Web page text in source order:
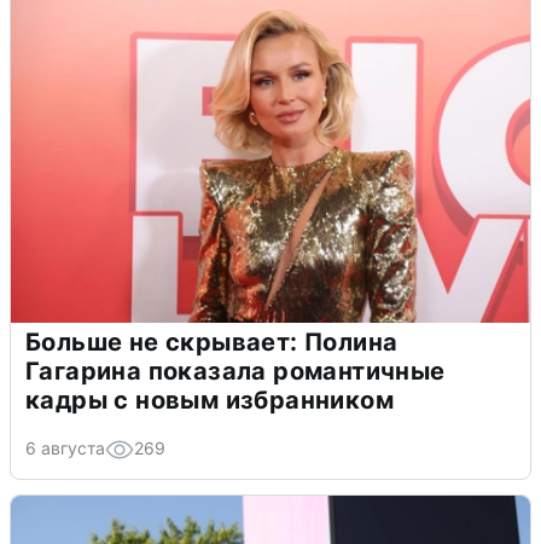
Больше не скрывает: Полина
Гагарина показала романтичные
кадры с новым избранником
6 августа 269